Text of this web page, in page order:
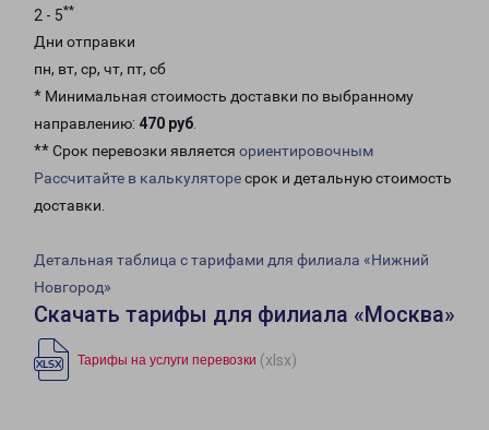
2 - 5**
Дни отправки
пн, вт, ср, чт, пт, сб
* Минимальная стоимость доставки по выбранному
направлению: 470 руб.
** Срок перевозки является ориентировочным
Рассчитайте в калькуляторесрок и детальную стоимость
доставки.
Детальная таблица с тарифами для филиала «Нижний
Новгород»
Скачать тарифы для филиала «Москва»
Тарифы на услуги перевозки (xlsx)